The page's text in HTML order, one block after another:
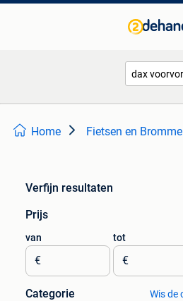
Home Fietsen en
Verfijn resultaten
Prijs
van
€
tot
€
Categorie Wis de